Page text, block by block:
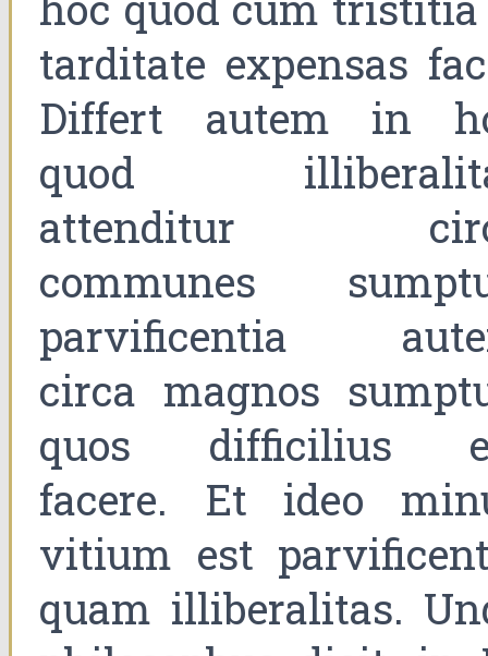
tarditate expensas
Differt autem in
quod
attenditur
communes
parvificentia
circa magnos
quos difficilius
facere. Et ideo
vitium est
quam illiberalitas.